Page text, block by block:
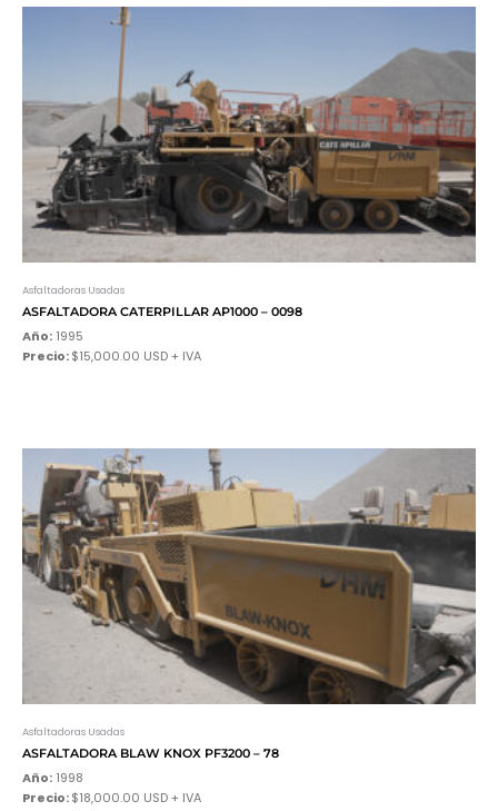
Asfaltadoras Usadas
ASFALTADORA CATERPILLAR AP1000 – 0098
Año: 1995
Precio: $15,000.00 USD + IVA
Asfaltadoras Usadas
ASFALTADORA BLAW KNOX PF3200 – 78
Año: 1998
Precio: $18,000.00 USD + IVA